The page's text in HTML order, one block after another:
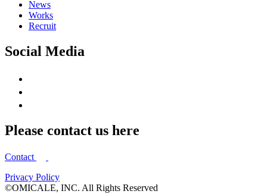
News
Works
Recruit
Social Media
Please contact us here
Contact
Privacy Policy
©OMICALE, INC. All Rights Reserved